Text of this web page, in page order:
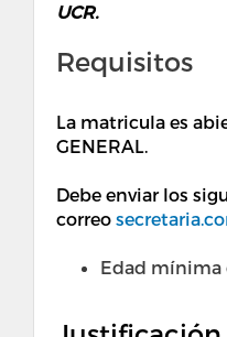
UCR.
Requisitos
La matricula es
GENERAL.
Debe enviar los
correo
Edad mínima